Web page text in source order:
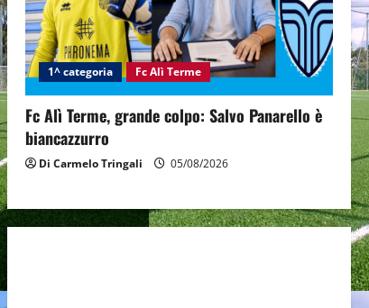
1^ categoria Fc Alì Terme
Fc Alì Terme, grande colpo: Salvo Panarello è
biancazzurro
Di Carmelo Tringali 05/08/2026